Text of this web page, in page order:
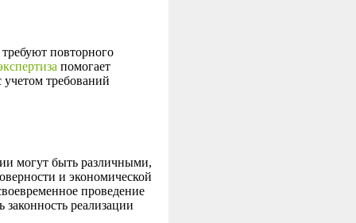
повторного
помогает
требований
могут быть различными,
и экономической
проведение
законность реализации